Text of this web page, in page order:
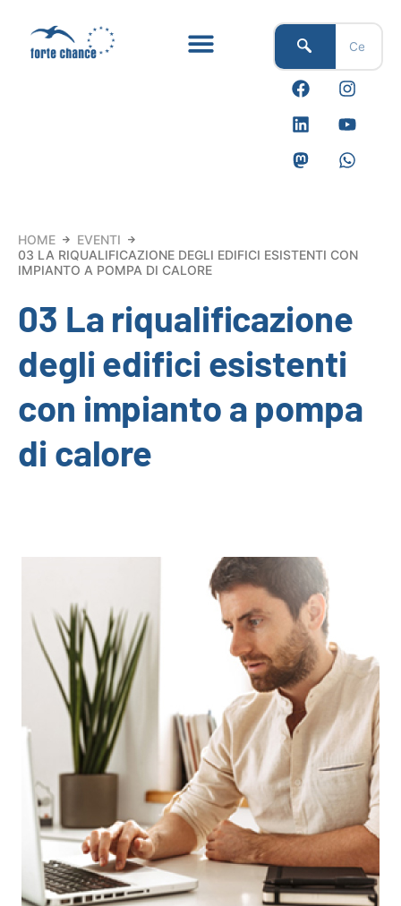
contenuto
F
a
c
e
b
o
I
n
s
t
a
g
L
i
n
k
e
d
Y
o
u
t
u
b
M
a
s
t
o
d
W
h
a
t
s
a
HOME
EVENTI
03 LA RIQUALIFICAZIONE DEGLI EDIFICI ESISTENTI CON
IMPIANTO A POMPA DI CALORE
03 La riqualificazione
degli edifici esistenti
con impianto a pompa
di calore